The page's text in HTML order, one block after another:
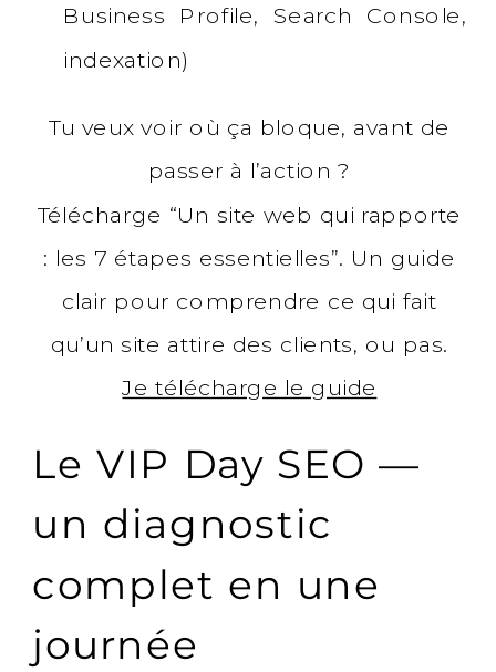
Business Profile, Search Console,
indexation)
Tu veux voir où ça bloque, avant de
passer à l’action ?
Télécharge “Un site web qui rapporte
: les 7 étapes essentielles”. Un guide
clair pour comprendre ce qui fait
qu’un site attire des clients, ou pas.
Je télécharge le guide
Le VIP Day SEO —
un diagnostic
complet en une
journée